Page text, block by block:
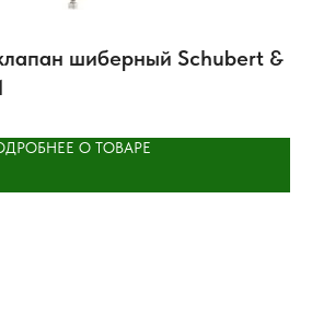
шиберный Schubert &
О ТОВАРЕ